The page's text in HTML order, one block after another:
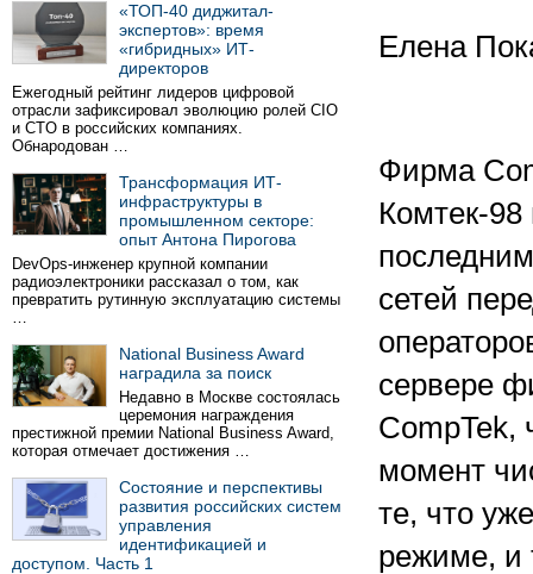
«ТОП-40 диджитал-
экспертов»: время
«гибридных» ИТ-
директоров
Ежегодный рейтинг лидеров цифровой
отрасли зафиксировал эволюцию ролей CIO
и CTO в российских компаниях.
Обнародован …
Трансформация ИТ-
инфраструктуры в
промышленном секторе:
опыт Антона Пирогова
DevOps-инженер крупной компании
радиоэлектроники рассказал о том, как
превратить рутинную эксплуатацию системы
…
National Business Award
наградила за поиск
Недавно в Москве состоялась
церемония награждения
престижной премии National Business Award,
которая отмечает достижения …
Состояние и перспективы
развития российских систем
управления
идентификацией и
доступом. Часть 1
Елена
Фирма
Комтек-
сетей
сервере
CompTek,
момент
те, что
режиме, и